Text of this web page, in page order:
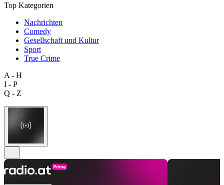
Top Kategorien
Nachrichten
Comedy
Gesellschaft und Kultur
Sport
True Crime
A - H
I - P
Q - Z